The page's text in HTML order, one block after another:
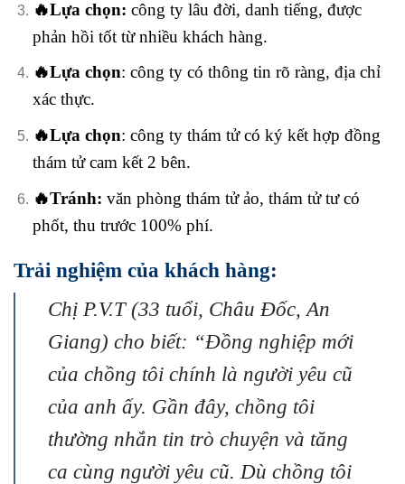
🔥Lựa chọn: công ty lâu đời, danh tiếng, được
phản hồi tốt từ nhiều khách hàng.
🔥Lựa chọn: công ty có thông tin rõ ràng, địa chỉ
xác thực.
🔥Lựa chọn: công ty thám tử có ký kết hợp đồng
thám tử cam kết 2 bên.
🔥Tránh: văn phòng thám tử ảo, thám tử tư có
phốt, thu trước 100% phí.
Trải nghiệm của khách hàng:
Chị P.V.T (33 tuổi, Châu Đốc, An
Giang) cho biết: “Đồng nghiệp mới
của chồng tôi chính là người yêu cũ
của anh ấy. Gần đây, chồng tôi
thường nhắn tin trò chuyện và tăng
ca cùng người yêu cũ. Dù chồng tôi